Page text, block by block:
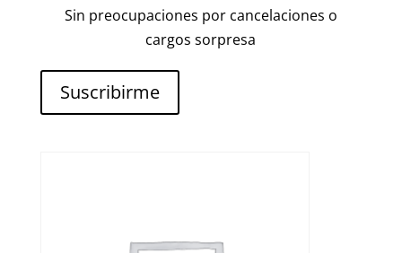
Sin preocupaciones por cancelaciones o
cargos sorpresa
Suscribirme